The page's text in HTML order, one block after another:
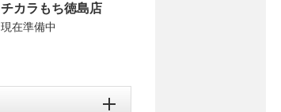
チカラもち徳島店
現在準備中